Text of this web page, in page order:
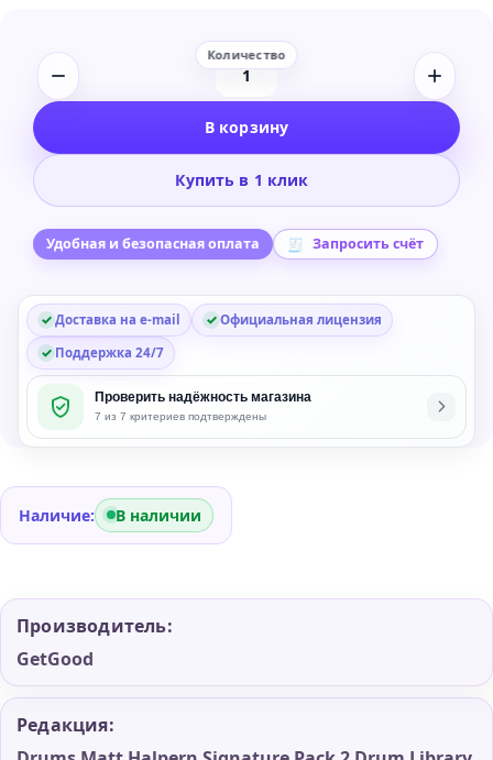
Количество
GetGood
Matt
Signature
2
Drum
В корзину
Купить в 1 клик
Удобная и безопасная оплата Запросить счёт
Доставка на e-mail
Официальная лицензия
Поддержка 24/7
Проверить надёжность магазина
7 из 7 критериев подтверждены
Наличие: В наличии
Производитель:
GetGood
Редакция: